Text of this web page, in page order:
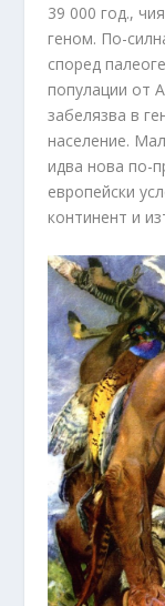
39 000 год.,
геном. По-
според
популации от
забелязва в
население.
идва нова по-
европейски
континент и